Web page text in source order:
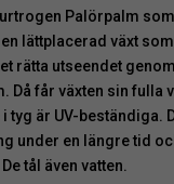
Palörpalm
lättplacerad växt
rätta utseendet
Då får växten sin fulla
tyg är UV-beständiga.
under en längre tid
tål även vatten.